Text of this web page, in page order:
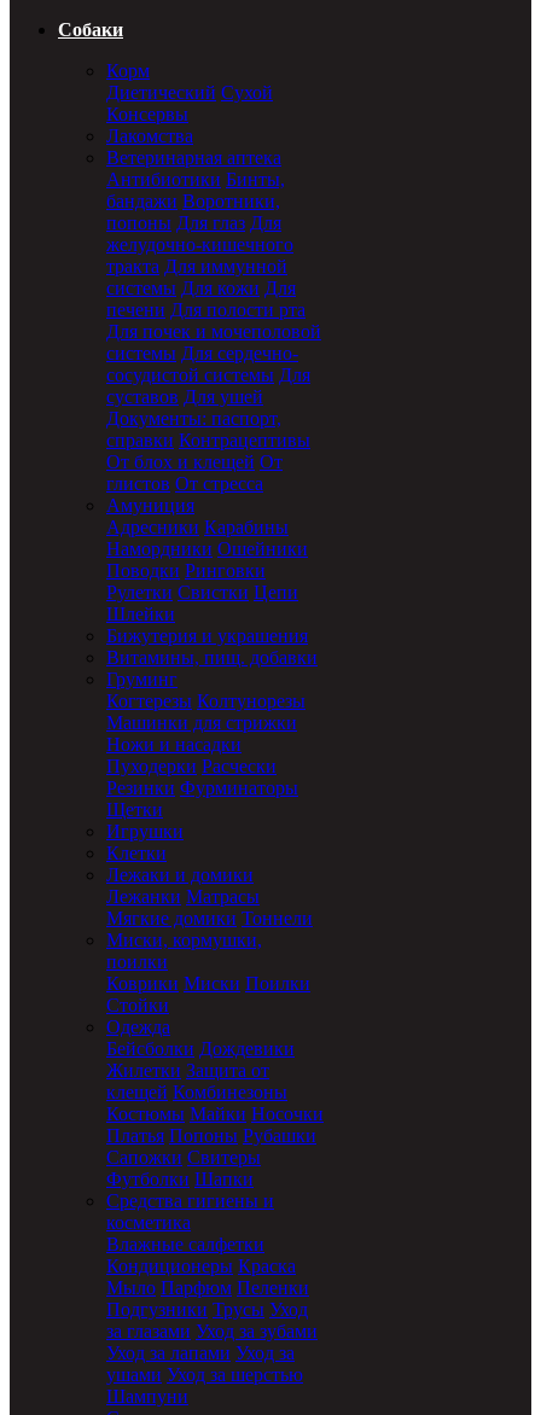
Собаки
Корм
Диетический Сухой
Консервы
Лакомства
Ветеринарная аптека
Антибиотики Бинты,
бандажи Воротники,
попоны Для глаз Для
желудочно-кишечного
тракта Для иммунной
системы Для кожи Для
печени Для полости рта
Для почек и мочеполовой
системы Для сердечно-
сосудистой системы Для
суставов Для ушей
Документы: паспорт,
справки Контрацептивы
От блох и клещей От
глистов От стресса
Амуниция
Адресники Карабины
Намордники Ошейники
Поводки Ринговки
Рулетки Свистки Цепи
Шлейки
Бижутерия и украшения
Витамины, пищ. добавки
Груминг
Когтерезы Колтунорезы
Машинки для стрижки
Ножи и насадки
Пуходерки Расчески
Резинки Фурминаторы
Щетки
Игрушки
Клетки
Лежаки и домики
Лежанки Матрасы
Мягкие домики Тоннели
Миски, кормушки,
поилки
Коврики Миски Поилки
Стойки
Одежда
Бейсболки Дождевики
Жилетки Защита от
клещей Комбинезоны
Костюмы Майки Носочки
Платья Попоны Рубашки
Сапожки Свитеры
Футболки Шапки
Средства гигиены и
косметика
Влажные салфетки
Кондиционеры Краска
Мыло Парфюм Пеленки
Подгузники Трусы Уход
за глазами Уход за зубами
Уход за лапами Уход за
ушами Уход за шерстью
Шампуни